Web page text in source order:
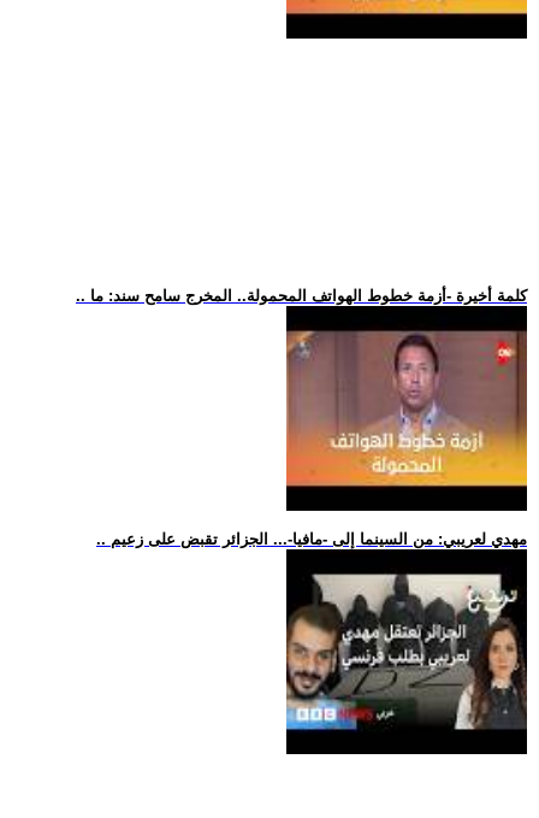
.. كلمة أخيرة -أزمة خطوط الهواتف المحمولة.. المخرج سامح سند: ما
.. مهدي لعريبي: من السينما إلى -مافيا-... الجزائر تقبض على زعيم